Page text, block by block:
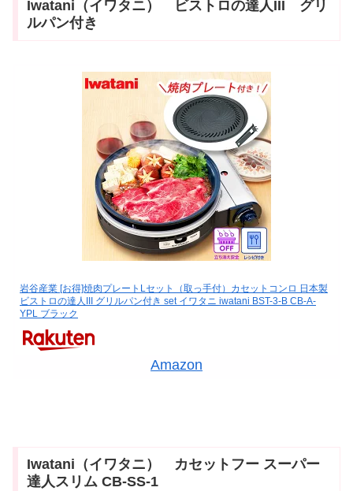
Iwatani（イワタニ） ビストロの達人III グリ
ルパン付き
岩谷産業 [お得]焼肉プレートLセット（取っ手付）カセットコンロ 日本製
ビストロの達人III グリルパン付き set イワタニ iwatani BST-3-B CB-A-
YPL ブラック
Amazon
Iwatani（イワタニ） カセットフー スーパー
達人スリム CB-SS-1